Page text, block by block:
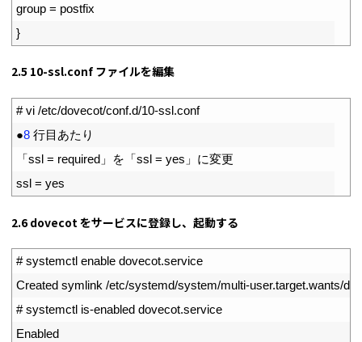
group = postfix
}
2.5 10-ssl.conf ファイルを編集
# vi /etc/dovecot/conf.d/10-ssl.conf
●8 行目あたり
「ssl = required 」を「ssl = yes 」に変更
ssl = yes
2.6 dovecot をサービスに登録し、起動する
# systemctl enable dovecot.service
Created symlink /etc/systemd/system/multi-user.target.wants/
# systemctl is-enabled dovecot.service
Enabled